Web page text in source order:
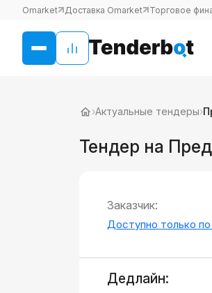
Omarket Доставка Omarket Торговое
›Актуальные тендеры›
Тендер на
Заказчик:
Доступно только
Дедлайн: